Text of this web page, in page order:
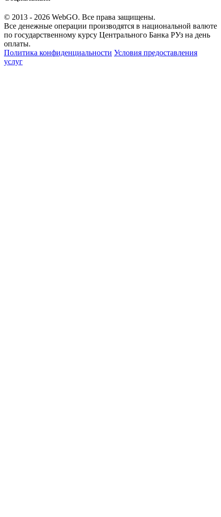
© 2013 - 2026 WebGO. Все права защищены.
Все денежные операции производятся в национальной валюте
по государственному курсу Центрального Банка РУз на день
оплаты.
Политика конфиденциальности Условия предоставления
услуг